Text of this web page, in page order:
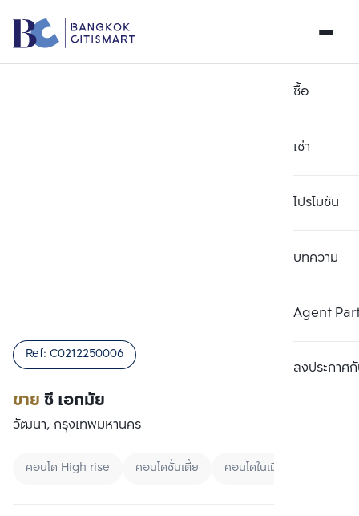
ซื้อ
เช่า
โปรโมชัน
บทความ
Agent
ลงประกาศกั
ขายซี เอกมัย
Ref: C0212250006
วัฒนา, กรุงเทพมหานคร
คอนโด High rise คอนโดชั้นเตี้ย คอนโดในเมือง
เปรียบเทียบ